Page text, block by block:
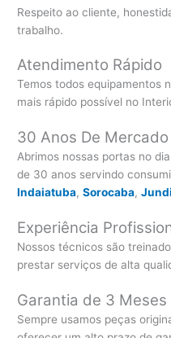
Respeito ao cliente,
trabalho.
Atendimento Rápido
Temos todos equipamentos
mais rápido possível no
30 Anos De Mercado
Abrimos nossas portas no
de 30 anos servindo
Indaiatuba,Sorocaba,
Experiência
Nossos técnicos são
prestar serviços de alta
Garantia de 3 Meses
Sempre usamos peças